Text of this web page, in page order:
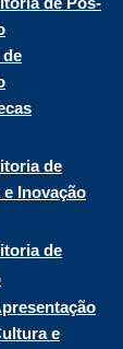
de
e Inovação
de
e